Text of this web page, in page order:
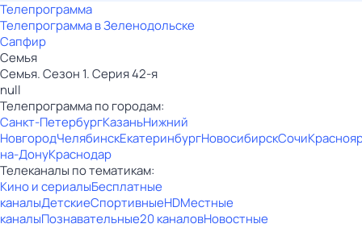
Телепрограмма
Телепрограмма в Зеленодольске
Сапфир
Семья
Семья. Сезон 1. Серия 42-я
null
Телепрограмма по городам:
Санкт-ПетербургКазаньНижний
НовгородЧелябинскЕкатеринбургНовосибирскСочи
на-ДонуКраснодар
Телеканалы по тематикам:
Кино и сериалыБесплатные
каналыДетскиеСпортивныеHDМестные
каналыПознавательные20 каналовНовостные